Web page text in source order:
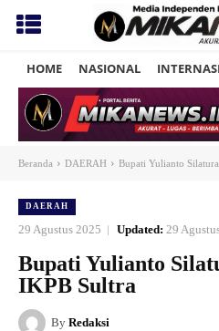
HOME NASIONAL
Beranda DAERAH Bupati Yulianto
DAERAH
29 Agustus 2025 Updated: 29
Bupati Yulianto
IKPB Sultra
By Redaksi